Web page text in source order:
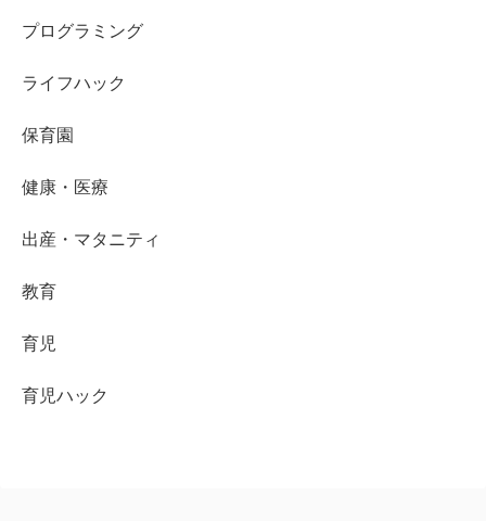
プログラミング
ライフハック
保育園
健康・医療
出産・マタニティ
教育
育児
育児ハック